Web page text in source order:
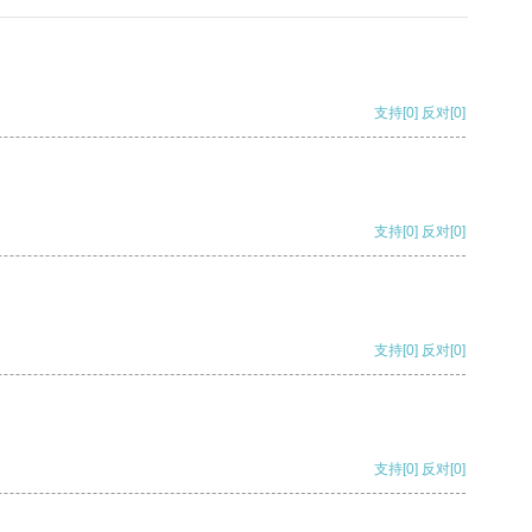
支持[0] 反对[0]
支持[0] 反对[0]
支持[0] 反对[0]
支持[0] 反对[0]